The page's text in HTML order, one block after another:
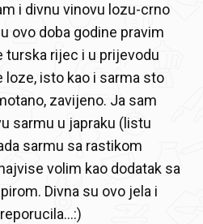
i divnu vinovu lozu-crno
ovo doba godine pravim
turska rijec i u prijevodu
loze, isto kao i sarma sto
zavijeno. Ja sam
sarmu u japraku (listu
sarmu sa rastikom
volim kao dodatak sa
Divna su ovo jela i